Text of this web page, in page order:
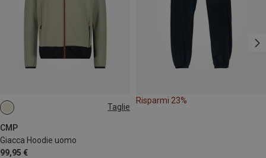
Taglie
CMP
Giacca Hoodie uomo
99,95 €
XL
Risparmi 23%